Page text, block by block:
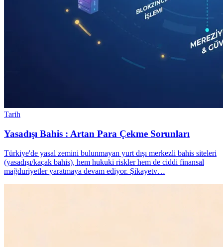
Tarih
Yasadışı Bahis : Artan Para Çekme Sorunları
Türkiye'de yasal zemini bulunmayan yurt dışı merkezli bahis siteleri
(yasadışı/kaçak bahis), hem hukuki riskler hem de ciddi finansal
mağduriyetler yaratmaya devam ediyor. Şikayetv…